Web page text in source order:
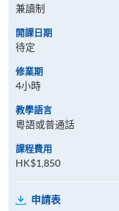
兼讀制
開課日期
待定
修業期
4小時
教學語言
粵語或普通話
課程費用
HK$1,850
申請表